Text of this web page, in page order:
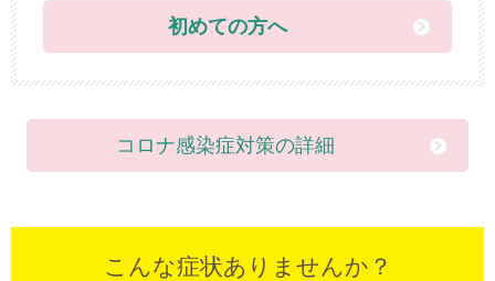
初めての方へ
コロナ感染症対策の詳細
こんな症状ありませんか？